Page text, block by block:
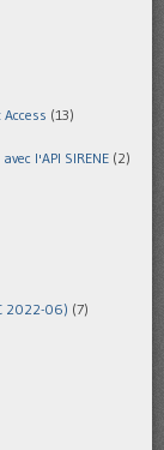
(13)
l'API SIRENE (2)
2022-06) (7)